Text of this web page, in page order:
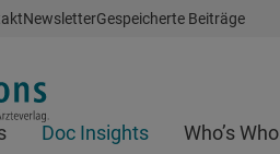
NewsletterGespeicherte Beiträge
Doc Insights Who’s Who